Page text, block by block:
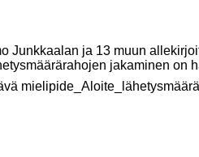
Junkkaalan ja 13 muun
jakaminen on